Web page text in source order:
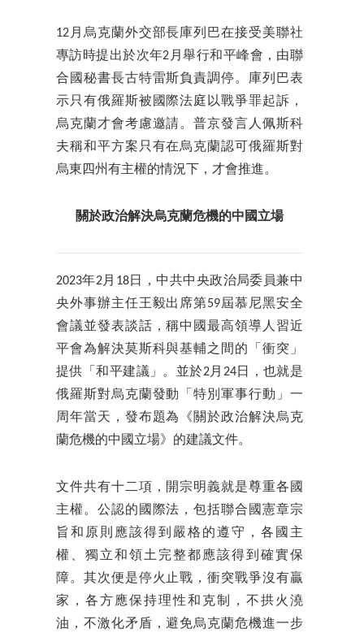
12月烏克蘭外交部長庫列巴在接受美聯社
專訪時提出於次年2月舉行和平峰會，由聯
合國秘書長古特雷斯負責調停。庫列巴表
示只有俄羅斯被國際法庭以戰爭罪起訴，
烏克蘭才會考慮邀請。普京發言人佩斯科
夫稱和平方案只有在烏克蘭認可俄羅斯對
烏東四州有主權的情況下，才會推進。
關於政治解決烏克蘭危機的中國立場
2023年2月18日，中共中央政治局委員兼中
央外事辦主任王毅出席第59屆慕尼黑安全
會議並發表談話，稱中國最高領導人習近
平會為解決莫斯科與基輔之間的「衝突」
提供「和平建議」。並於2月24日，也就是
俄羅斯對烏克蘭發動「特別軍事行動」一
周年當天，發布題為《關於政治解決烏克
蘭危機的中國立場》的建議文件。
文件共有十二項，開宗明義就是尊重各國
主權。公認的國際法，包括聯合國憲章宗
旨和原則應該得到嚴格的遵守，各國主
權、獨立和領土完整都應該得到確實保
障。其次便是停火止戰，衝突戰爭沒有贏
家，各方應保持理性和克制，不拱火澆
油，不激化矛盾，避免烏克蘭危機進一步